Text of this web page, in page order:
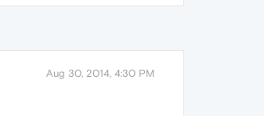
Aug 30, 2014, 4:30 PM